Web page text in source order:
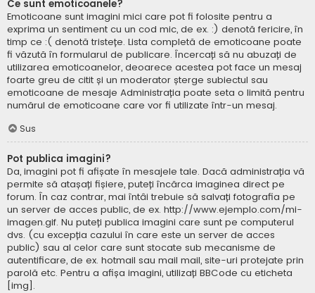
Ce sunt emoticoanele?
Emoticoane sunt imagini mici care pot fi folosite pentru a
exprima un sentiment cu un cod mic, de ex. :) denotă fericire, în
timp ce :( denotă tristețe. Lista completă de emoticoane poate
fi văzută în formularul de publicare. Încercați să nu abuzați de
utilizarea emoticoanelor, deoarece acestea pot face un mesaj
foarte greu de citit și un moderator șterge subiectul sau
emoticoane de mesaje Administrația poate seta o limită pentru
numărul de emoticoane care vor fi utilizate într-un mesaj.
Sus
Pot publica imagini?
Da, imagini pot fi afișate în mesajele tale. Dacă administrația vă
permite să atașați fișiere, puteți încărca imaginea direct pe
forum. În caz contrar, mai întâi trebuie să salvați fotografia pe
un server de acces public, de ex. http://www.ejemplo.com/mi-
imagen.gif. Nu puteți publica imagini care sunt pe computerul
dvs. (cu excepția cazului în care este un server de acces
public) sau al celor care sunt stocate sub mecanisme de
autentificare, de ex. hotmail sau mail mail, site-uri protejate prin
parolă etc. Pentru a afișa imagini, utilizați BBCode cu eticheta
[img].